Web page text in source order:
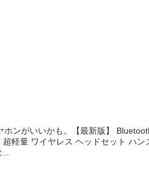
ンがいいかも。【最新版】
軽量 ワイヤレス ヘッドセット ハン